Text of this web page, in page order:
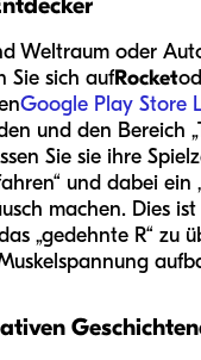
Weltraum oder
Sie sich aufRocket
Google Play Store
und den Bereich
Sie sie ihre
und dabei ein
machen. Dies
„gedehnte R“ zu